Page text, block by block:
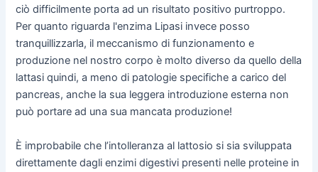
ciò difficilmente porta ad un risultato positivo purtroppo.
Per quanto riguarda l'enzima Lipasi invece posso
tranquillizzarla, il meccanismo di funzionamento e
produzione nel nostro corpo è molto diverso da quello della
lattasi quindi, a meno di patologie specifiche a carico del
pancreas, anche la sua leggera introduzione esterna non
può portare ad una sua mancata produzione!
È improbabile che l’intolleranza al lattosio si sia sviluppata
direttamente dagli enzimi digestivi presenti nelle proteine in